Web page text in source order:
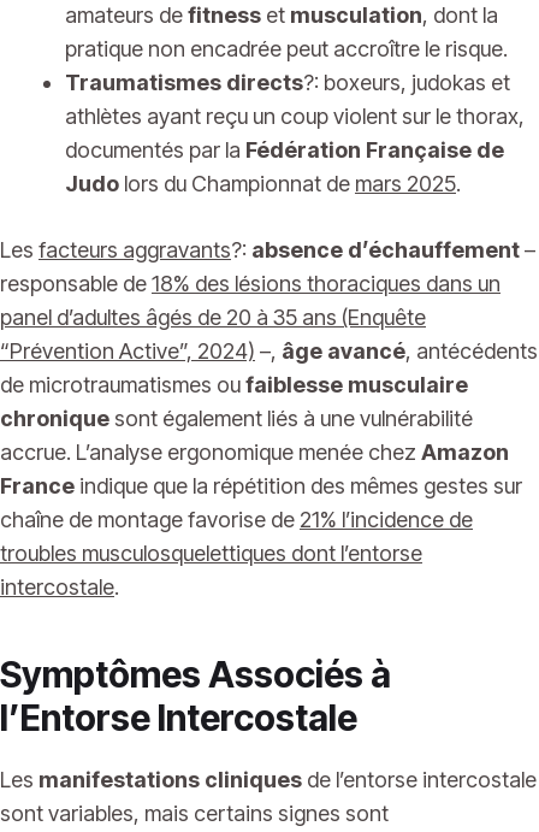
amateurs defitness et musculation, dont la
pratique non encadrée peut accroître le risque.
Traumatismes directs?: boxeurs, judokas et
athlètes ayant reçu un coup violent sur le thorax,
documentés par la Fédération Française de
Judo lors du Championnat de mars 2025.
Les facteurs aggravants?: absence d’échauffement–
responsable de18% des lésions thoraciques dans un
panel d’adultes âgés de 20 à 35 ans (Enquête
“Prévention Active”, 2024) –, âge avancé, antécédents
de microtraumatismes oufaiblesse musculaire
chronique sont également liés à une vulnérabilité
accrue. L’analyse ergonomique menée chez Amazon
France indique que la répétition des mêmes gestes sur
chaîne de montage favorise de 21% l’incidence de
troubles musculosquelettiques dont l’entorse
intercostale.
Symptômes Associés à
l’Entorse Intercostale
Les manifestations cliniques de l’entorse intercostale
sont variables, mais certains signes sont